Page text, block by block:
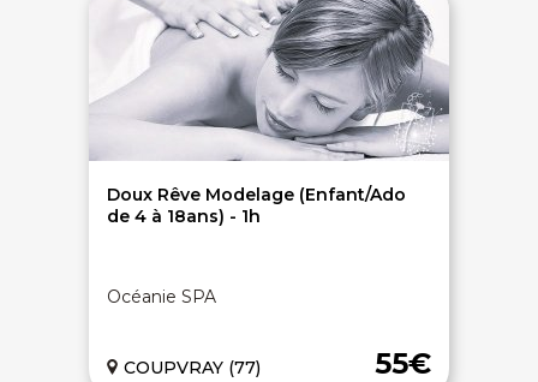
Doux Rêve Modelage (Enfant/Ado
de 4 à 18ans) - 1h
Océanie SPA
55€
COUPVRAY (77)